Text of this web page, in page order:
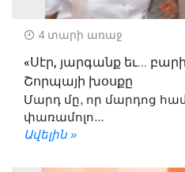
4 տարի առաջ
«Սէր, յարգանք եւ...
Շորպայի խօսքը
Մարդ մը, որ մարդոց
փառամոլո...
Ավելին »